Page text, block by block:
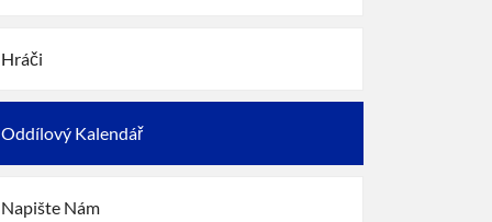
Hráči
Oddílový Kalendář
Napište Nám